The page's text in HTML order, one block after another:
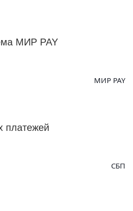
МИР PAY
МИР PAY
платежей
СБП